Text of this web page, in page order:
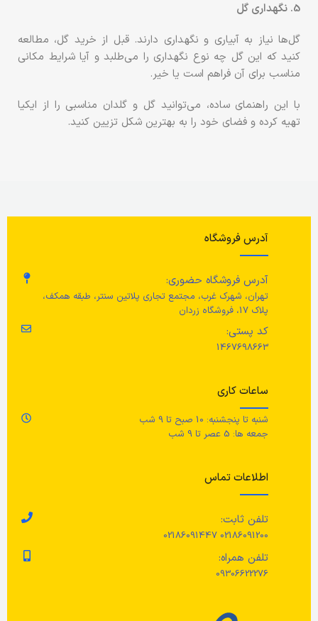
5. نگهداری گل
گل‌ها نیاز به آبیاری و نگهداری دارند. قبل از خرید گل، مطالعه
کنید که این گل چه نوع نگهداری را می‌طلبد و آیا شرایط مکانی
مناسب برای آن فراهم است یا خیر.
با این راهنمای ساده، می‌توانید گل و گلدان مناسبی را از ایکیا
تهیه کرده و فضای خود را به بهترین شکل تزیین کنید.
آدرس فروشگاه
آدرس فروشگاه حضوری:
تهران، شهرک غرب، مجتمع تجاری پلاتین سنتر، طبقه همکف،
پلاک 17، فروشگاه زردان
کد پستی:
1467698663
ساعات کاری
شنبه تا پنجشنبه: 10 صبح تا 9 شب
جمعه ها: 5 عصر تا 9 شب
اطلاعات تماس
تلفن ثابت:
02186091200 02186091447
تلفن همراه:
09306622276